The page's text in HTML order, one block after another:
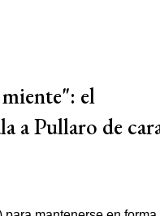
el
a Pullaro de